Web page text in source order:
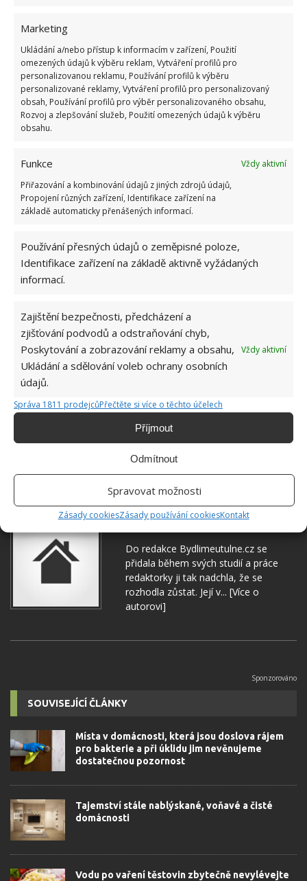
Marketing
Ukládání a/nebo přístup k informacím v zařízení, Použití
omezených údajů k výběru reklam, Vytváření profilů pro
personalizovanou reklamu, Používání profilů k výběru
personalizované reklamy, Vytváření profilů pro personalizovaný
obsah, Používání profilů pro výběr personalizovaného obsahu,
Rozvoj a zlepšování služeb, Použití omezených údajů k výběru
obsahu.
Funkce
Vždy aktivní
Přiřazování a kombinování údajů z jiných zdrojů údajů,
Propojení různých zařízení, Identifikace zařízení na
základě automaticky přenášených informací.
Používání přesných údajů o zeměpisné poloze,
Identifikace zařízení na základě aktivně vyžádaných
informací.
Zajištění bezpečnosti, předcházení a
zjišťování podvodů a odstraňování chyb,
Poskytování a zobrazování reklamy a obsahu,
Ukládání a sdělování voleb ochrany osobních
údajů.
Vždy aktivní
Správa 1811 prodejcůPřečtěte si více o těchto účelech
Příjmout
Odmítnout
Spravovat možnosti
Zásady cookiesZásady používání cookiesKontakt
Olej z hřebíčku oceníte při nejrůznějších problémech
se zuby či dutinou ústní obecně, pomáhá rovněž při
Do redakce Bydlimeutulne.cz se
přidala během svých studií a práce
redaktorky ji tak nadchla, že se
rozhodla zůstat. Její v... [Více o
autorovi]
SOUVISEJÍCÍ ČLÁNKY
Místa v domácnosti, která jsou doslova rájem
pro bakterie a při úklidu jim nevěnujeme
dostatečnou pozornost
Tajemství stále nablýskané, voňavé a čisté
domácnosti
Vodu po vaření těstovin zbytečně nevylévejte